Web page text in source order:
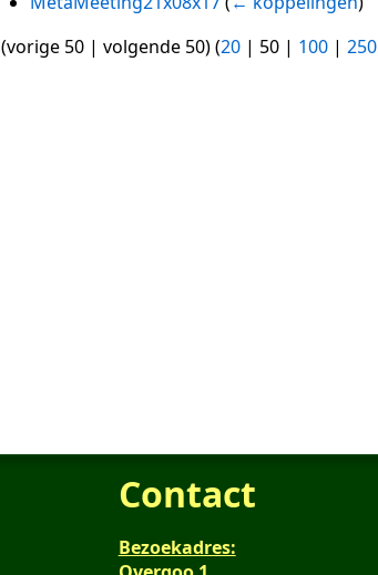
(vorige 50 | volgende 50) (20 | 50 | 100 | 250
Contact
Bezoekadres: